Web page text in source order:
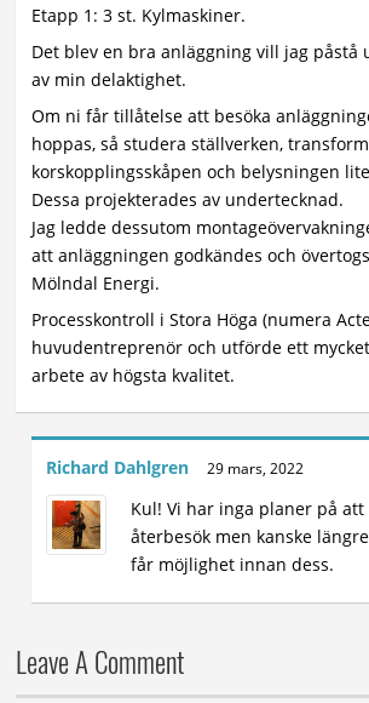
Etapp 1: 3 st. Kylmaskiner.
Det blev en bra anläggning vill jag påstå
av min delaktighet.
Om ni får tillåtelse att besöka
hoppas, så studera ställverken,
korskopplingsskåpen och belysningen
Dessa projekterades av undertecknad.
Jag ledde dessutom
att anläggningen godkändes och
Mölndal Energi.
Processkontroll i Stora Höga (numera
huvudentreprenör och utförde ett
arbete av högsta kvalitet.
Richard Dahlgren 29 mars, 2022
Kul! Vi har inga planer på
återbesök men kanske
får möjlighet innan dess.
Leave A Comment